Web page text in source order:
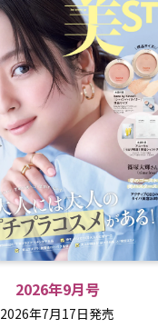
2026年9月号
2026年7月17日発売